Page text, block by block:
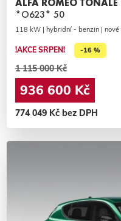
ALFA ROMEO TONALE
*O623* 50
118 kW | hybridní - benzin | nové
!AKCE SRPEN! -16 %
1 115 000 Kč
936 600 Kč
774 049 Kč bez DPH